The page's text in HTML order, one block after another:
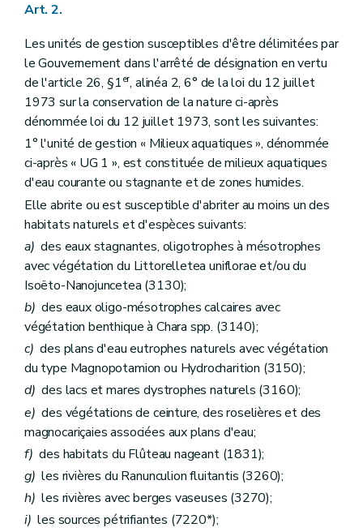
Art. 2.
Les unités de gestion susceptibles d'être délimitées par
le Gouvernement dans l'arrêté de désignation en vertu
de l'article 26, §1er, alinéa 2, 6° de la loi du 12 juillet
1973 sur la conservation de la nature ci-après
dénommée loi du 12 juillet 1973, sont les suivantes:
1° l'unité de gestion « Milieux aquatiques », dénommée
ci-après « UG 1 », est constituée de milieux aquatiques
d'eau courante ou stagnante et de zones humides.
Elle abrite ou est susceptible d'abriter au moins un des
habitats naturels et d'espèces suivants:
a) des eaux stagnantes, oligotrophes à mésotrophes
avec végétation du Littorelletea uniflorae et/ou du
Isoëto-Nanojuncetea (3130);
b) des eaux oligo-mésotrophes calcaires avec
végétation benthique à Chara spp. (3140);
c) des plans d'eau eutrophes naturels avec végétation
du type Magnopotamion ou Hydrocharition (3150);
d) des lacs et mares dystrophes naturels (3160);
e) des végétations de ceinture, des roselières et des
magnocariçaies associées aux plans d'eau;
f) des habitats du Flûteau nageant (1831);
g) les rivières du Ranunculion fluitantis (3260);
h) les rivières avec berges vaseuses (3270);
i) les sources pétrifiantes (7220*);